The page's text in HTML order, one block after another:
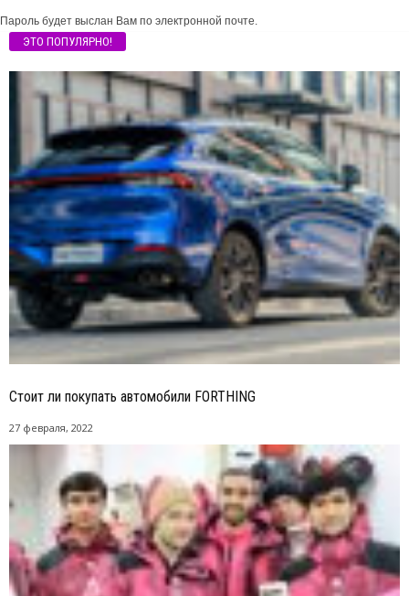
Пароль будет выслан Вам по электронной почте.
ЭТО ПОПУЛЯРНО!
Стоит ли покупать автомобили FORTHING
27 февраля, 2022